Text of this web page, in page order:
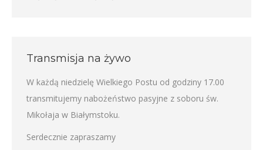
Transmisja na żywo
W każdą niedzielę Wielkiego Postu od godziny 17.00
transmitujemy nabożeństwo pasyjne z soboru św.
Mikołaja w Białymstoku.
Serdecznie zapraszamy